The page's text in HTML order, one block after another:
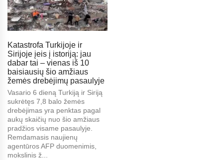
Katastrofa Turkijoje ir
Sirijoje įeis į istoriją: jau
dabar tai – vienas iš 10
baisiausių šio amžiaus
žemės drebėjimų pasaulyje
Vasario 6 dieną Turkiją ir Siriją
sukrėtęs 7,8 balo žemės
drebėjimas yra penktas pagal
aukų skaičių nuo šio amžiaus
pradžios visame pasaulyje.
Remdamasis naujienų
agentūros AFP duomenimis,
mokslinis ž...